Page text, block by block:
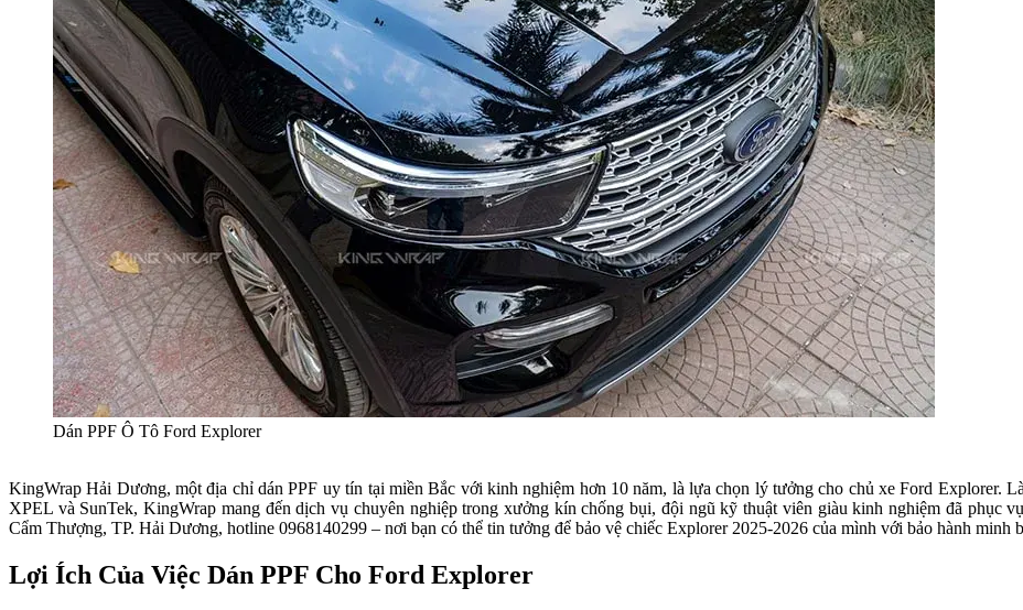
Dán PPF Ô Tô Ford Explorer
KingWrap Hải Dương, một địa chỉ dán PPF uy tín tại miền Bắc với kinh nghiệm hơn 10 năm, là lựa chọn lý tưởng cho chủ xe Ford Explorer.
XPEL và SunTek, KingWrap mang đến dịch vụ chuyên nghiệp trong xưởng kín chống bụi, đội ngũ kỹ thuật viên giàu kinh nghiệm đã phục
Cẩm Thượng, TP. Hải Dương, hotline 0968140299 – nơi bạn có thể tin tưởng để bảo vệ chiếc Explorer 2025-2026 của mình với bảo hành minh
Lợi Ích Của Việc Dán PPF Cho Ford Explorer